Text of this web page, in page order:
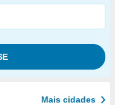
Mais cidades